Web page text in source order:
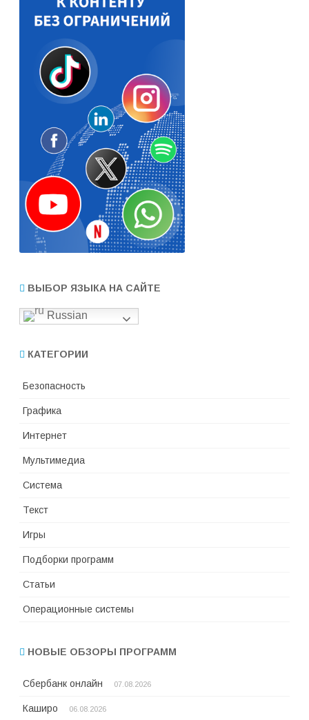
ВЫБОР ЯЗЫКА НА САЙТЕ
Russian
КАТЕГОРИИ
Безопасность
Графика
Интернет
Мультимедиа
Система
Текст
Игры
Подборки программ
Статьи
Операционные системы
НОВЫЕ ОБЗОРЫ ПРОГРАММ
Сбербанк онлайн 07.08.2026
Каширо 06.08.2026